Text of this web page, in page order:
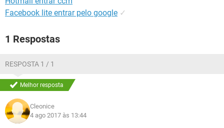
Facebook lite entrar pelo google ✓
1 Respostas
RESPOSTA 1 / 1
Melhor resposta
Cleonice
4 ago 2017 às 13:44